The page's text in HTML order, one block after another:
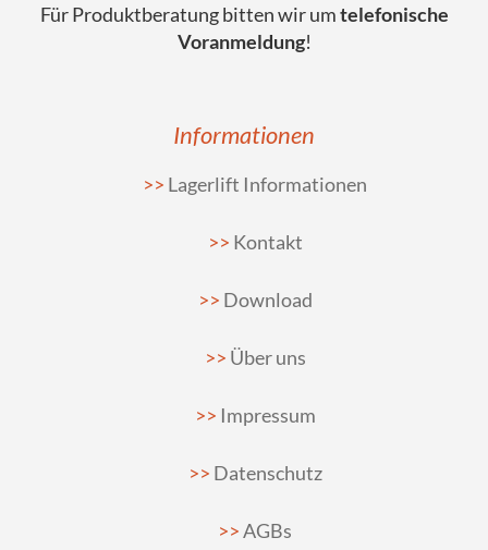
Für Produktberatung bitten wir umtelefonische
Voranmeldung!
Informationen
Lagerlift Informationen
Kontakt
Download
Über uns
Impressum
Datenschutz
AGBs